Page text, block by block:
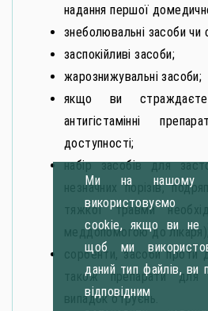
надання першої
знеболювальні засоби чи
заспокійливі засоби;
жарознижувальні засоби;
якщо ви
антигістамінні
доступності;
набір засобів для
незначних порізів,
тяжкої травми
меддопомогою до
сорбенти, засоби проти
також препарати для
випадок отруєнь.
Ми на нашому
використовуємо
cookie, якщо ви не
щоб ми
даний тип файлів, ви
відповідним